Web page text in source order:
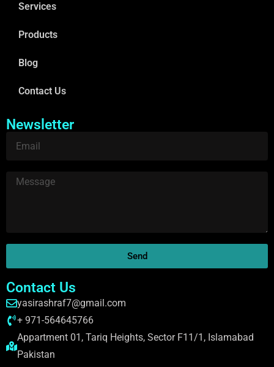
Services
Products
Blog
Contact Us
Newsletter
Send
Contact Us
yasirashraf7@gmail.com
+ 971-564645766
Appartment 01, Tariq Heights, Sector F11/1, Islamabad
Pakistan